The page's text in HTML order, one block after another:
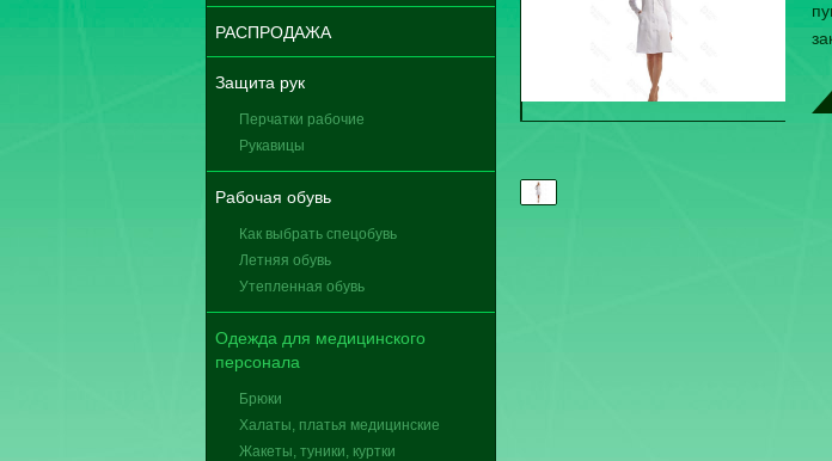
РАСПРОДАЖА
Защита рук
Перчатки рабочие
Рукавицы
Рабочая обувь
Как выбрать спецобувь
Летняя обувь
Утепленная обувь
Одежда для медицинского
персонала
Брюки
Халаты, платья медицинские
Жакеты, туники, куртки